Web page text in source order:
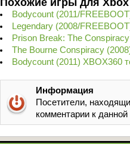
Bodycount (2011/
Legendary (2008/
Prison Break: The
The Bourne Conspiracy
Bodycount (2011) XBOX360
Информация
Посетители,
комментарии к